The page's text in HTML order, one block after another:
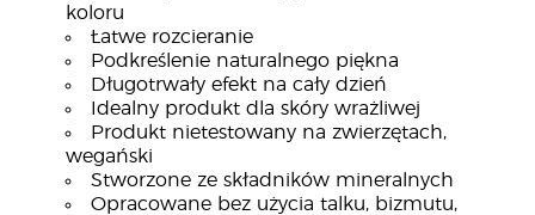
koloru
Łatwe rozcieranie
Podkreślenie naturalnego piękna
Długotrwały efekt na cały dzień
Idealny produkt dla skóry wrażliwej
Produkt nietestowany na zwierzętach,
wegański
Stworzone ze składników mineralnych
Opracowane bez użycia talku, bizmutu,